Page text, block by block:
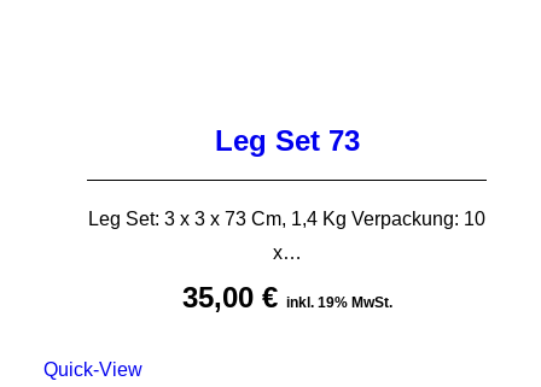
Leg Set 73
Leg Set: 3 x 3 x 73 Cm, 1,4 Kg Verpackung: 10
x…
35,00 € inkl. 19% MwSt.
Quick-View